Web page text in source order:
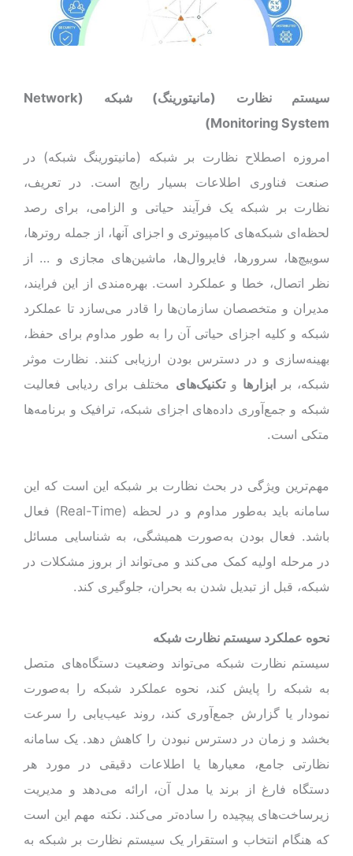
سیستم نظارت (مانیتورینگ) شبکه (Network
Monitoring System
)
امروزه اصطلاح نظارت بر شبکه (مانیتورینگ شبکه) در
صنعت فناوری اطلاعات بسیار رایج است. در تعریف،
نظارت بر شبکه یک فرآیند حیاتی و الزامی، برای رصد
لحظه‌ای شبکه‌های کامپیوتری و اجزای آنها، از جمله روترها،
سوییچ‌ها، سرورها، فایروال‌ها، ماشین‌های مجازی و … از
نظر اتصال، خطا و عملکرد است. بهره‌مندی از این فرایند،
مدیران و متخصصان سازمان‌ها را قادر می‌سازد تا عملکرد
شبکه و کلیه اجزای حیاتی آن را به طور مداوم برای حفظ،
بهینه‌سازی و در دسترس بودن ارزیابی کنند. نظارت موثر
شبکه، بر
ابزارها وتکنیک‌های مختلف برای ردیابی فعالیت
شبکه و جمع‌آوری داده‌های اجزای شبکه، ترافیک و برنامه‌ها
متکی است.
مهم‌ترین ویژگی در بحث نظارت بر شبکه این است که این
سامانه باید به‌طور مداوم و در لحظه (Real-Time) فعال
باشد. فعال بودن به‌صورت همیشگی، به شناسایی مسائل
در مرحله اولیه کمک می‌کند و می‌تواند از بروز مشکلات در
شبکه، قبل از تبدیل شدن به بحران، جلوگیری کند.
نحوه عملکرد سیستم نظارت شبکه
سیستم نظارت شبکه می‌تواند وضعیت دستگاه‌های متصل
به شبکه را پایش کند، نحوه عملکرد شبکه را به‌صورت
نمودار یا گزارش جمع‌آوری کند، روند عیب‌یابی را سرعت
بخشد و زمان در دسترس نبودن را کاهش دهد. یک سامانه
نظارتی جامع، معیارها یا اطلاعات دقیقی در مورد هر
دستگاه فارغ از برند یا مدل آن، ارائه می‌دهد و مدیریت
زیرساخت‌های پیچیده را ساده‌تر می‌کند. نکته مهم این است
که هنگام انتخاب و استقرار یک سیستم نظارت بر شبکه به